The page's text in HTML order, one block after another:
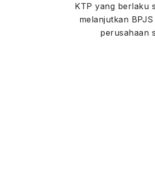
KTP yang berlaku
melanjutkan
perusahaan